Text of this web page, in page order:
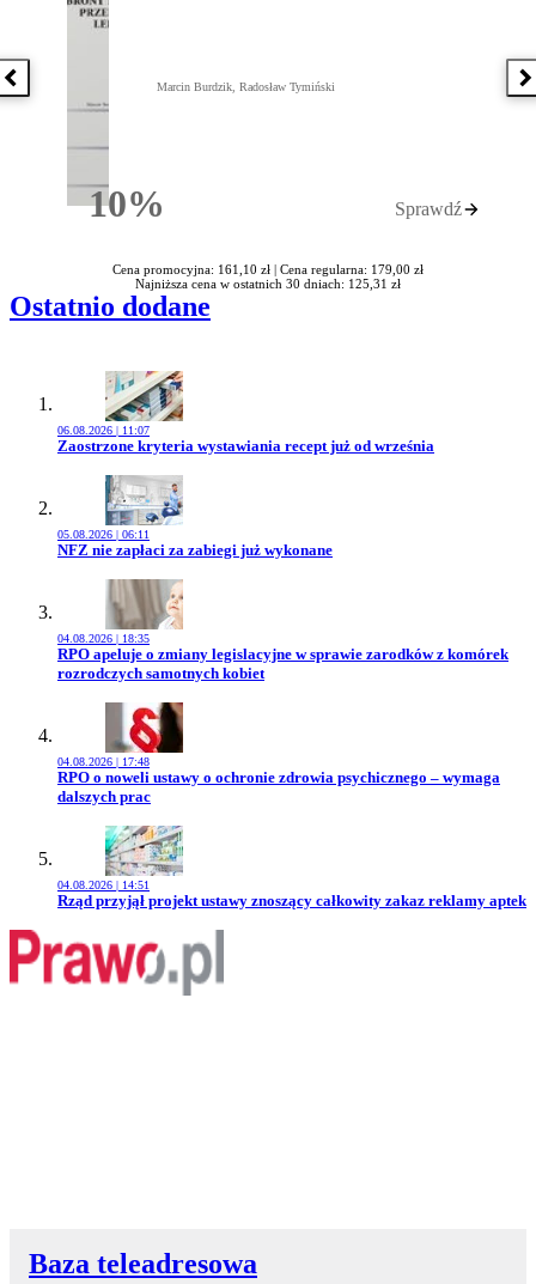
Poprzednia książka
10%Rabatu
Marcin Burdzik, Radosław Tymiński
Sprawdź
Cena promocyjna: 161,10 zł | Cena regularna: 179,00 zł
Najniższa cena w ostatnich 30 dniach: 125,31 zł
Ostatnio dodane
06.08.2026 | 11:07
Przejdź do artykułu:
Zaostrzone kryteria wystawiania recept już od września
05.08.2026 | 06:11
Przejdź do artykułu:
NFZ nie zapłaci za zabiegi już wykonane
04.08.2026 | 18:35
Przejdź do artykułu:
RPO apeluje o zmiany legislacyjne w sprawie zarodków z komórek
rozrodczych samotnych kobiet
04.08.2026 | 17:48
Przejdź do artykułu:
RPO o noweli ustawy o ochronie zdrowia psychicznego – wymaga
dalszych prac
04.08.2026 | 14:51
Przejdź do artykułu:
Rząd przyjął projekt ustawy znoszący całkowity zakaz reklamy aptek
Baza teleadresowa